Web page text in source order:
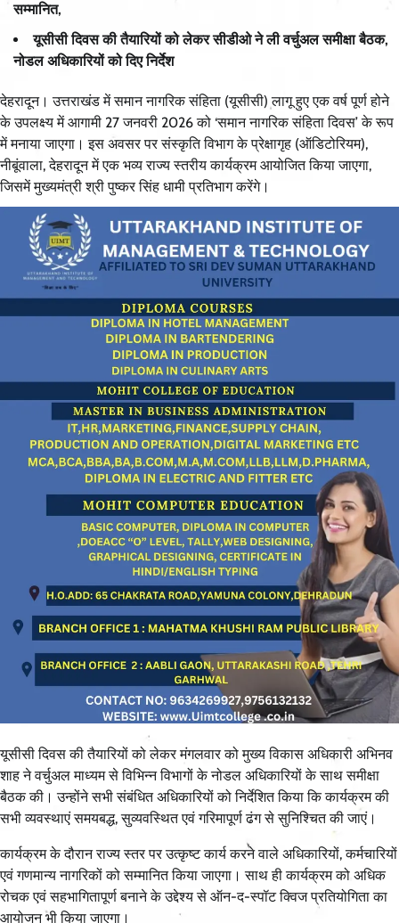
सम्मानित,
यूसीसी दिवस की तैयारियों को लेकर सीडीओ ने ली वर्चुअल समीक्षा बैठक,
नोडल अधिकारियों को दिए निर्देश
देहरादून। उत्तराखंड में समान नागरिक संहिता (यूसीसी) लागू हुए एक वर्ष पूर्ण होने
के उपलक्ष्य में आगामी 27 जनवरी 2026 को ‘समान नागरिक संहिता दिवस’ के रूप
में मनाया जाएगा। इस अवसर पर संस्कृति विभाग के प्रेक्षागृह (ऑडिटोरियम),
नीबूंवाला, देहरादून में एक भव्य राज्य स्तरीय कार्यक्रम आयोजित किया जाएगा,
जिसमें मुख्यमंत्री श्री पुष्कर सिंह धामी प्रतिभाग करेंगे।
यूसीसी दिवस की तैयारियों को लेकर मंगलवार को मुख्य विकास अधिकारी अभिनव
शाह ने वर्चुअल माध्यम से विभिन्न विभागों के नोडल अधिकारियों के साथ समीक्षा
बैठक की। उन्होंने सभी संबंधित अधिकारियों को निर्देशित किया कि कार्यक्रम की
सभी व्यवस्थाएं समयबद्ध, सुव्यवस्थित एवं गरिमापूर्ण ढंग से सुनिश्चित की जाएं।
कार्यक्रम के दौरान राज्य स्तर पर उत्कृष्ट कार्य करने वाले अधिकारियों, कर्मचारियों
एवं गणमान्य नागरिकों को सम्मानित किया जाएगा। साथ ही कार्यक्रम को अधिक
रोचक एवं सहभागितापूर्ण बनाने के उद्देश्य से ऑन-द-स्पॉट क्विज प्रतियोगिता का
आयोजन भी किया जाएगा।